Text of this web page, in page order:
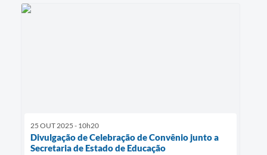
25 OUT 2025 - 10h20
Divulgação de Celebração de Convênio junto a
Secretaria de Estado de Educação